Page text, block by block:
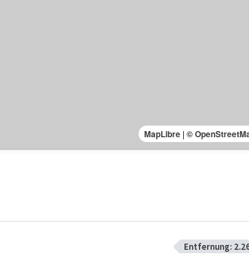
MapLibre | ©
Entfernung: